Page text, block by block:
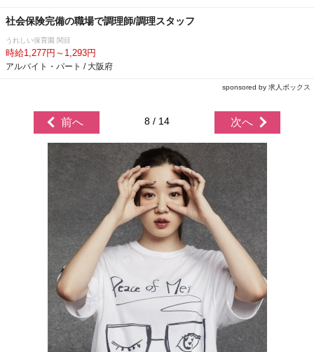
社会保険完備の職場で調理師/調理スタッフ
うれしい保育園 関目
時給1,277円～1,293円
アルバイト・パート / 大阪府
sponsored by 求人ボックス
前へ 8 / 14 次へ